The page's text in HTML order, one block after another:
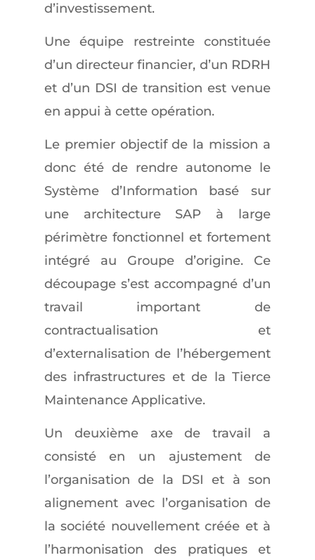
d’investissement.
Une équipe restreinte constituée
d’un directeur financier, d’un RDRH
et d’un DSI de transition est venue
en appui à cette opération.
Le premier objectif de la mission a
donc été de rendre autonome le
Système d’Information basé sur
une architecture SAP à large
périmètre fonctionnel et fortement
intégré au Groupe d’origine. Ce
découpage s’est accompagné d’un
travail important de
contractualisation et
d’externalisation de l’hébergement
des infrastructures et de la Tierce
Maintenance Applicative.
Un deuxième axe de travail a
consisté en un ajustement de
l’organisation de la DSI et à son
alignement avec l’organisation de
la société nouvellement créée et à
l’harmonisation des pratiques et